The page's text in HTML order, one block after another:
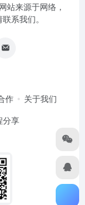
站来源于网络，
系我们。
作 关于我们
分享